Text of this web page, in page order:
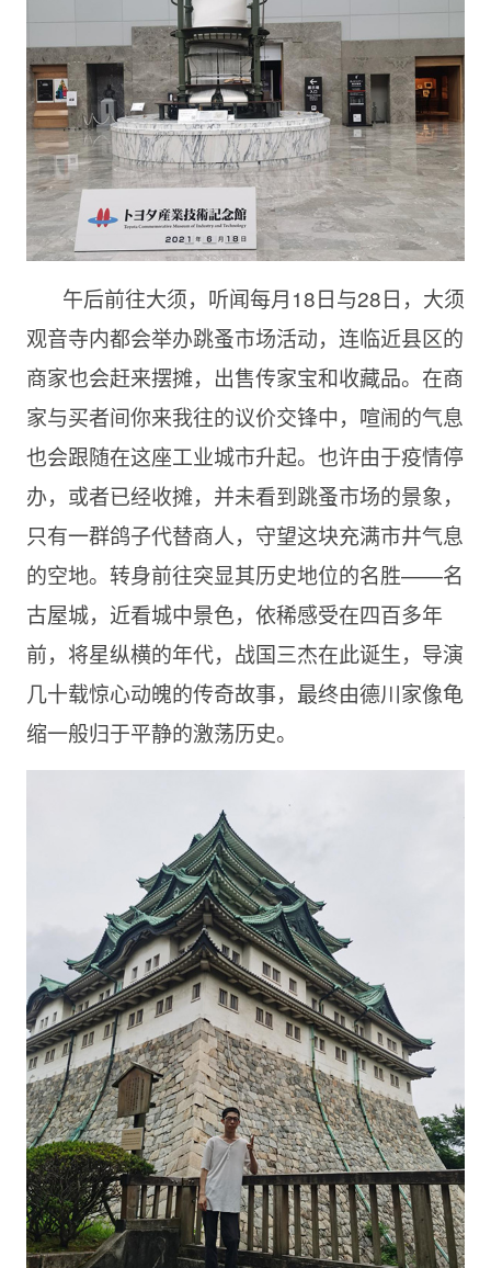
午后前往大须，听闻每月18日与28日，大须
观音寺内都会举办跳蚤市场活动，连临近县区的
商家也会赶来摆摊，出售传家宝和收藏品。在商
家与买者间你来我往的议价交锋中，喧闹的气息
也会跟随在这座工业城市升起。也许由于疫情停
办，或者已经收摊，并未看到跳蚤市场的景象，
只有一群鸽子代替商人，守望这块充满市井气息
的空地。转身前往突显其历史地位的名胜——名
古屋城，近看城中景色，依稀感受在四百多年
前，将星纵横的年代，战国三杰在此诞生，导演
几十载惊心动魄的传奇故事，最终由德川家像龟
缩一般归于平静的激荡历史。